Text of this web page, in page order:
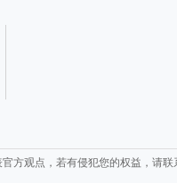
方观点，若有侵犯您的权益，请联